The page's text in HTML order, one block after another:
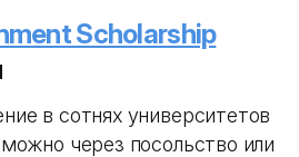
Scholarship
в сотнях университетов
через посольство или